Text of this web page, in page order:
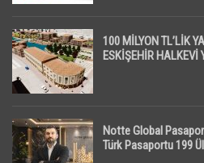
100 MİLYON TL’LİK
ESKİŞEHİR HALKEVİ
Notte Global
Türk Pasaportu 199